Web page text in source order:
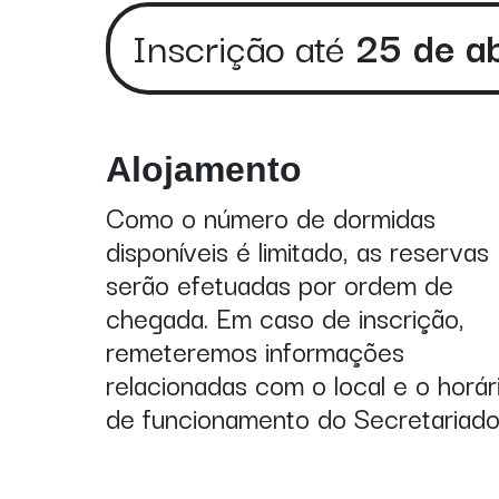
Inscrição até 25 de
Alojamento
Como o número de dormidas
disponíveis é limitado, as reservas
serão efetuadas por ordem de
chegada. Em caso de inscrição,
remeteremos informações
relacionadas com o local e o
de funcionamento do